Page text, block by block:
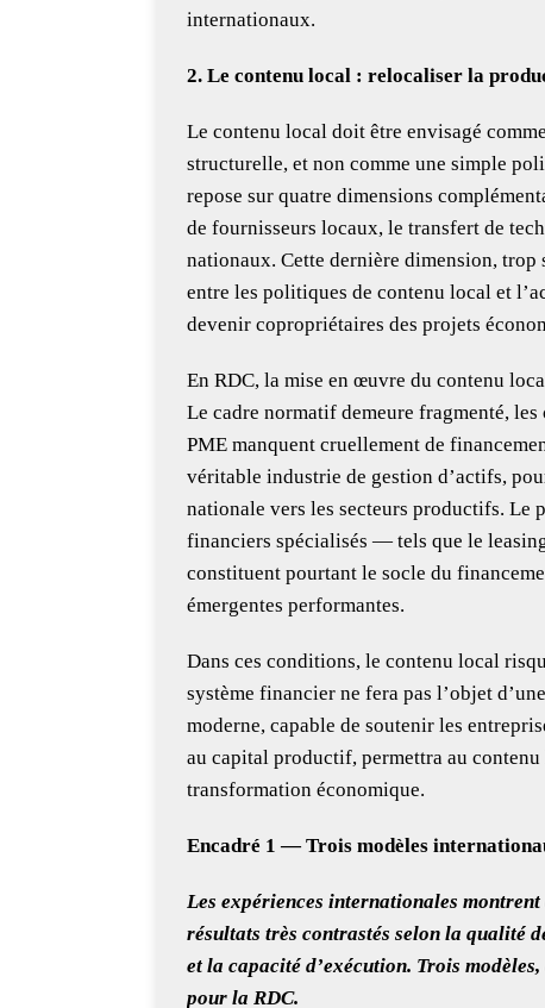
internationaux.
2. Le contenu local : relocaliser la
Le contenu local doit être envisagé
structurelle, et non comme une simple
repose sur quatre dimensions
de fournisseurs locaux, le transfert de
nationaux. Cette dernière dimension,
entre les politiques de contenu local et
devenir copropriétaires des projets
En RDC, la mise en œuvre du contenu
Le cadre normatif demeure fragmenté,
PME manquent cruellement de
véritable industrie de gestion d’actifs,
nationale vers les secteurs productifs. Le
financiers spécialisés — tels que le
constituent pourtant le socle du
émergentes performantes.
Dans ces conditions, le contenu local
système financier ne fera pas l’objet
moderne, capable de soutenir les
au capital productif, permettra au
transformation économique.
Encadré 1 — Trois modèles
Les expériences internationales
résultats très contrastés selon la qualité
et la capacité d’exécution. Trois
pour la RDC.